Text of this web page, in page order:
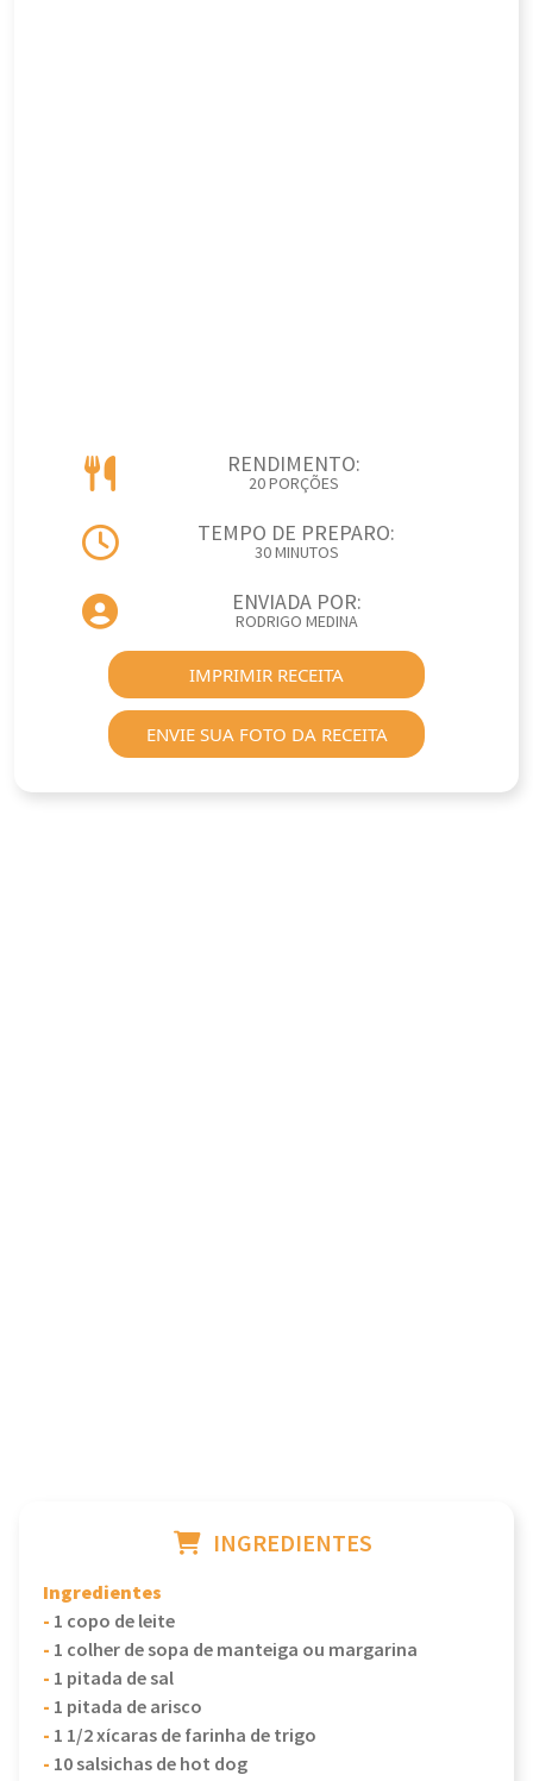
RENDIMENTO:
20 PORÇÕES
TEMPO DE PREPARO:
30 MINUTOS
ENVIADA POR:
RODRIGO MEDINA
IMPRIMIR RECEITA
ENVIE SUA FOTO DA RECEITA
INGREDIENTES
Ingredientes
- 1 copo de leite
- 1 colher de sopa de manteiga ou margarina
- 1 pitada de sal
- 1 pitada de arisco
- 1 1/2 xícaras de farinha de trigo
- 10 salsichas de hot dog